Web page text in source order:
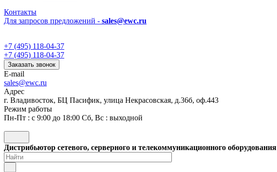
Контакты
Для запросов предложений - sales@ewc.ru
+7 (495) 118-04-37
+7 (495) 118-04-37
Заказать звонок
E-mail
sales@ewc.ru
Адрес
г. Владивосток, БЦ Пасифик, улица Некрасовская, д.36б, оф.443
Режим работы
Пн-Пт : с 9:00 до 18:00 Сб, Вс : выходной
Дистрибьютор сетевого, серверного и телекоммуникационного оборудования